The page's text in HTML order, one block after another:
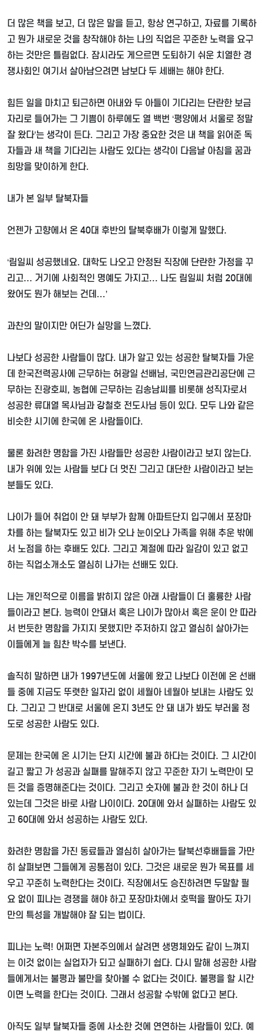
더 많은 책을 보고, 더 많은 말을 듣고, 항상 연구하고, 자료를 기록하
고 뭔가 새로운 것을 창작해야 하는 나의 직업은 꾸준한 노력을 요구
하는 것만은 틀림없다. 잠시라도 게으르면 도퇴하기 쉬운 치열한 경
쟁사회인 여기서 살아남으려면 남보다 두 세배는 해야 한다.
힘든 일을 마치고 퇴근하면 아내와 두 아들이 기다리는 단란한 보금
자리로 들어가는 그 기쁨이 하루에도 열 백번 ‘평양에서 서울로 정말
잘 왔다’는 생각이 든다. 그리고 가장 중요한 것은 내 책을 읽어준 독
자들과 새 책을 기다리는 사람도 있다는 생각이 다음날 아침을 꿈과
희망을 맞이하게 한다.
내가 본 일부 탈북자들
언젠가 고향에서 온 40대 후반의 탈북후배가 이렇게 말했다.
‘림일씨 성공했네요. 대학도 나오고 안정된 직장에 단란한 가정을 꾸
리고... 거기에 사회적인 명예도 가지고... 나도 림일씨 처럼 20대에
왔어도 뭔가 해보는 건데...’
과찬의 말이지만 어딘가 실망을 느꼈다.
나보다 성공한 사람들이 많다. 내가 알고 있는 성공한 탈북자들 가운
데 한국전력공사에 근무하는 허광일 선배님, 국민연금관리공단에 근
무하는 진광호씨, 농협에 근무하는 김송남씨를 비롯해 성직자로서
성공한 류대열 목사님과 강철호 전도사님 등이 있다. 모두 나와 같은
비슷한 시기에 한국에 온 사람들이다.
물론 화려한 명함을 가진 사람들만 성공한 사람이라고 보지 않는다.
내가 위에 있는 사람들 보다 더 멋진 그리고 대단한 사람이라고 보는
분들도 있다.
나이가 들어 취업이 안 돼 부부가 함께 아파트단지 입구에서 포장마
차를 하는 탈북자도 있고 비가 오나 눈이오나 가족을 위해 추운 밖에
서 노점을 하는 후배도 있다. 그리고 계절에 따라 일감이 있고 없고
하는 직업소개소도 열심히 나가는 선배도 있다.
나는 개인적으로 이름을 밝히지 않은 아래 사람들이 더 훌륭한 사람
들이라고 본다. 능력이 안돼서 혹은 나이가 많아서 혹은 운이 안 따라
서 번듯한 명함을 가지지 못했지만 주저하지 않고 열심히 살아가는
이들에게 늘 힘찬 박수를 보낸다.
솔직히 말하면 내가 1997년도에 서울에 왔고 나보다 이전에 온 선배
들 중에 지금도 뚜렷한 일자리 없이 세월아 네월아 보내는 사람도 있
다. 그리고 그 반대로 서울에 온지 3년도 안 돼 내가 봐도 부러울 정
도로 성공한 사람도 있다.
문제는 한국에 온 시기는 단지 시간에 불과 하다는 것이다. 그 시간이
길고 짧고 가 성공과 실패를 말해주지 않고 꾸준한 자기 노력만이 모
든 것을 증명해준다는 것이다. 그리고 숫자에 불과 한 것이 하나 더
있는데 그것은 바로 사람 나이이다. 20대에 와서 실패하는 사람도 있
고 60대에 와서 성공하는 사람도 있다.
화려한 명함을 가진 동료들과 열심히 살아가는 탈북선후배들을 가만
히 살펴보면 그들에게 공통점이 있다. 그것은 새로운 뭔가 목표를 세
우고 꾸준히 노력한다는 것이다. 직장에서도 승진하려면 두말할 필
요 없이 피나는 경쟁을 해야 하고 포장마차에서 호떡을 팔아도 자기
만의 특성을 개발해야 잘 되는 법이다.
피나는 노력! 어쩌면 자본주의에서 살려면 생명체와도 같이 느껴지
는 이것 없이는 실업자가 되고 실패하기 쉽다. 다시 말해 성공한 사람
들에게서는 불평과 불만을 찾아볼 수 없다는 것이다. 불평을 할 시간
이면 노력을 한다는 것이다. 그래서 성공할 수밖에 없다고 본다.
아직도 일부 탈북자들 중에 사소한 것에 연연하는 사람들이 있다. 예